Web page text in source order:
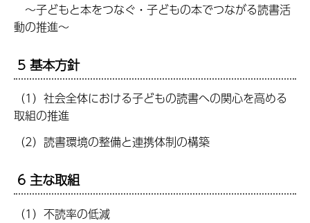
～子どもと本をつなぐ・子どもの本でつながる読書活
動の推進～
5 基本方針
（1）社会全体における子どもの読書への関心を高める
取組の推進
（2）読書環境の整備と連携体制の構築
6 主な取組
（1）不読率の低減